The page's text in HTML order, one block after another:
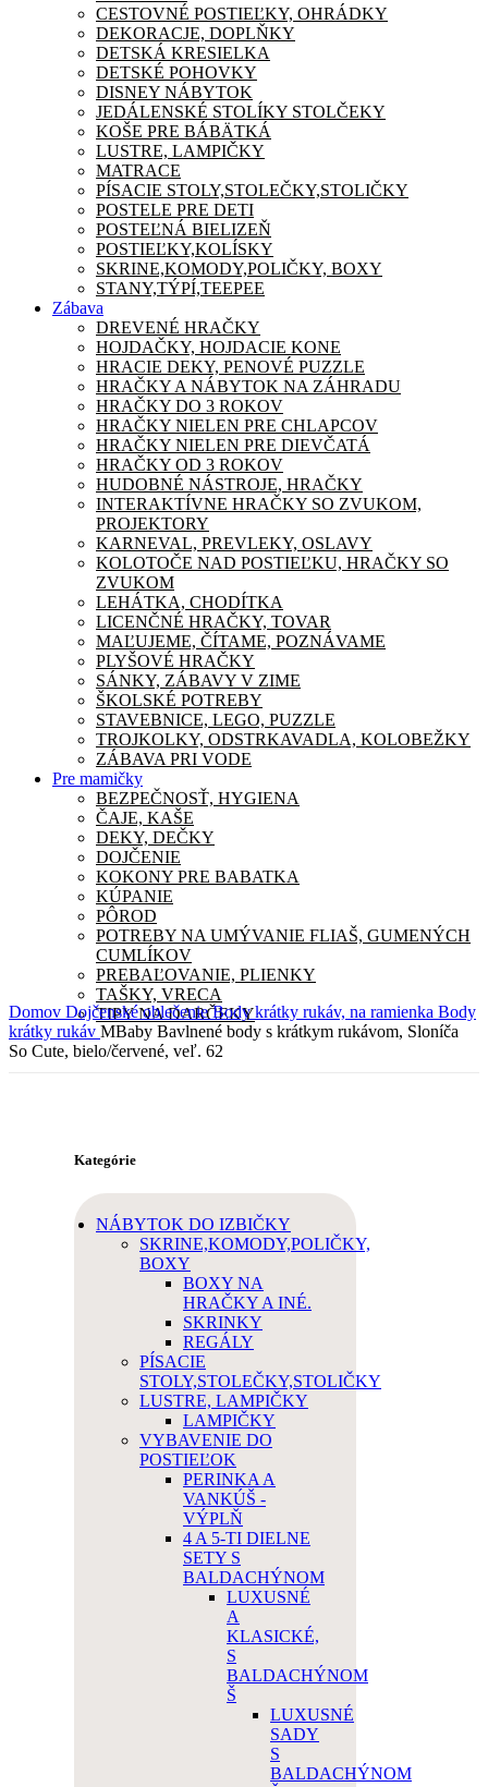
CESTOVNÉ POSTIEĽKY, OHRÁDKY
DEKORACJE, DOPLŇKY
DETSKÁ KRESIELKA
DETSKÉ POHOVKY
DISNEY NÁBYTOK
JEDÁLENSKÉ STOLÍKY STOLČEKY
KOŠE PRE BÁBÄTKÁ
LUSTRE, LAMPIČKY
MATRACE
PÍSACIE STOLY,STOLEČKY,STOLIČKY
POSTELE PRE DETI
POSTEĽNÁ BIELIZEŇ
POSTIEĽKY,KOLÍSKY
SKRINE,KOMODY,POLIČKY, BOXY
STANY,TÝPÍ,TEEPEE
Zábava
DREVENÉ HRAČKY
HOJDAČKY, HOJDACIE KONE
HRACIE DEKY, PENOVÉ PUZZLE
HRAČKY A NÁBYTOK NA ZÁHRADU
HRAČKY DO 3 ROKOV
HRAČKY NIELEN PRE CHLAPCOV
HRAČKY NIELEN PRE DIEVČATÁ
HRAČKY OD 3 ROKOV
HUDOBNÉ NÁSTROJE, HRAČKY
INTERAKTÍVNE HRAČKY SO ZVUKOM,
PROJEKTORY
KARNEVAL, PREVLEKY, OSLAVY
KOLOTOČE NAD POSTIEĽKU, HRAČKY SO
ZVUKOM
LEHÁTKA, CHODÍTKA
LICENČNÉ HRAČKY, TOVAR
MAĽUJEME, ČÍTAME, POZNÁVAME
PLYŠOVÉ HRAČKY
SÁNKY, ZÁBAVY V ZIME
ŠKOLSKÉ POTREBY
STAVEBNICE, LEGO, PUZZLE
TROJKOLKY, ODSTRKAVADLA, KOLOBEŽKY
ZÁBAVA PRI VODE
Pre mamičky
BEZPEČNOSŤ, HYGIENA
ČAJE, KAŠE
DEKY, DEČKY
DOJČENIE
KOKONY PRE BABATKA
KÚPANIE
PÔROD
POTREBY NA UMÝVANIE FLIAŠ, GUMENÝCH
CUMLÍKOV
PREBAĽOVANIE, PLIENKY
TAŠKY, VRECA
TIPY NA DARČEKY
Domov Dojčenské oblečenieBody krátky rukáv, na ramienka Body
krátky rukáv MBaby Bavlnené body s krátkym rukávom, Sloníča
So Cute, bielo/červené, veľ. 62
Kategórie
NÁBYTOK DO IZBIČKY
SKRINE,KOMODY,POLIČKY,
BOXY
BOXY NA
HRAČKY A INÉ.
SKRINKY
REGÁLY
PÍSACIE
STOLY,STOLEČKY,STOLIČKY
LUSTRE, LAMPIČKY
LAMPIČKY
VYBAVENIE DO
POSTIEĽOK
PERINKA A
VANKÚŠ -
VÝPLŇ
4 A 5-TI DIELNE
SETY S
BALDACHÝNOM
LUXUSNÉ
A
KLASICKÉ,
S
BALDACHÝNOM
Š
LUXUSNÉ
SADY
S
BALDACHÝNOM